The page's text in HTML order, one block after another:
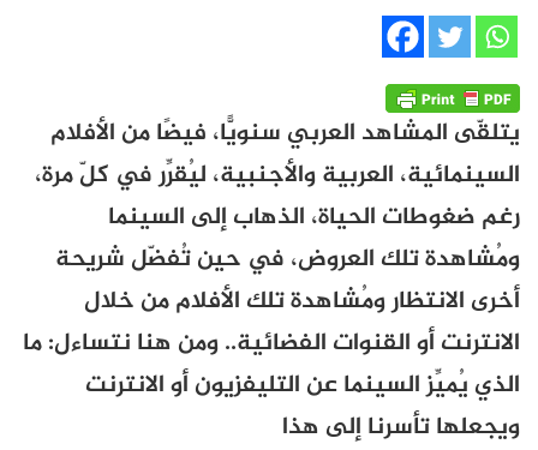
يتلقّى المشاهد العربي سنويًّا، فيضًا من الأفلام
السينمائية، العربية والأجنبية، ليُقرِّر في كلّ مرة،
رغم ضغوطات الحياة، الذهاب إلى السينما
ومُشاهدة تلك العروض، في حين تُفضّل شريحة
أخرى الانتظار ومُشاهدة تلك الأفلام من خلال
الانترنت أو القنوات الفضائية.. ومن هنا نتساءل: ما
الذي يُميِّز السينما عن التليفزيون أو الانترنت
ويجعلها تأسرنا إلى هذا